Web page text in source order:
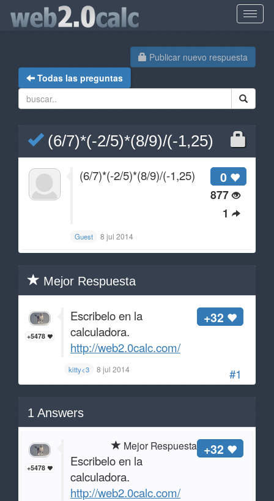
Publicar nuevo respuesta
Todas las preguntas
(6/7)*(-2/5)*(8/9)/(-1,25)
0
877
1
(6/7)*(-2/5)*(8/9)/(-1,25)
Guest 8 jul 2014
Mejor Respuesta
#1
+5478
+32
Escribelo en la
calculadora.
http://web2.0calc.com/
kitty<3 8 jul 2014
1 Answers
+5478
+32
Mejor Respuesta
Escribelo en la
calculadora.
http://web2.0calc.com/